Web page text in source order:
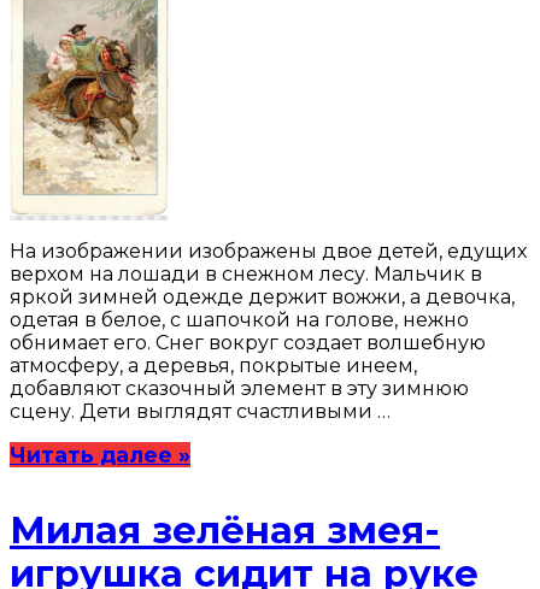
На изображении изображены двое детей, едущих
верхом на лошади в снежном лесу. Мальчик в
яркой зимней одежде держит вожжи, а девочка,
одетая в белое, с шапочкой на голове, нежно
обнимает его. Снег вокруг создает волшебную
атмосферу, а деревья, покрытые инеем,
добавляют сказочный элемент в эту зимнюю
сцену. Дети выглядят счастливыми …
Читать далее »
Милая зелёная змея-
игрушка сидит на руке